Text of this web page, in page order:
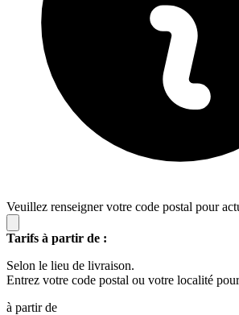
Veuillez renseigner votre code postal pour
Tarifs à partir de :
Selon le lieu de livraison.
Entrez votre code postal ou votre localité
à partir de